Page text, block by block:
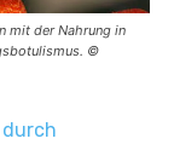
mit der Nahrung in
©